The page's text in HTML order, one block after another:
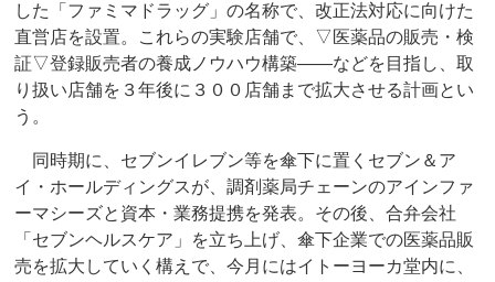
した「ファミマドラッグ」の名称で、改正法対応に向けた
直営店を設置。これらの実験店舗で、▽医薬品の販売・検
証▽登録販売者の養成ノウハウ構築――などを目指し、取
り扱い店舗を３年後に３００店舗まで拡大させる計画とい
う。
同時期に、セブンイレブン等を傘下に置くセブン＆ア
イ・ホールディングスが、調剤薬局チェーンのアインファ
ーマシーズと資本・業務提携を発表。その後、合弁会社
「セブンヘルスケア」を立ち上げ、傘下企業での医薬品販
売を拡大していく構えで、今月にはイトーヨーカ堂内に、